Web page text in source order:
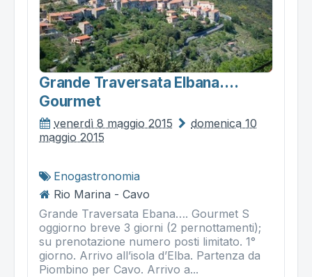
Grande Traversata Elbana….
Gourmet
venerdì 8 maggio 2015
domenica 10
maggio 2015
Enogastronomia
Rio Marina - Cavo
Grande Traversata Ebana…. Gourmet S
oggiorno breve 3 giorni (2 pernottamenti);
su prenotazione numero posti limitato. 1°
giorno. Arrivo all’isola d’Elba. Partenza da
Piombino per Cavo. Arrivo a...